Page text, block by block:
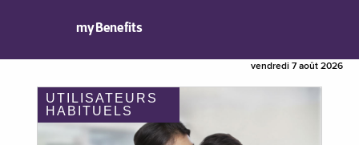
myBenefits
vendredi 7 août 2026
UTILISATEURS
HABITUELS